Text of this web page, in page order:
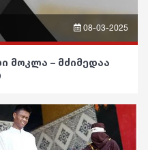
08-03-2025
მოკლა – მძიმედაა